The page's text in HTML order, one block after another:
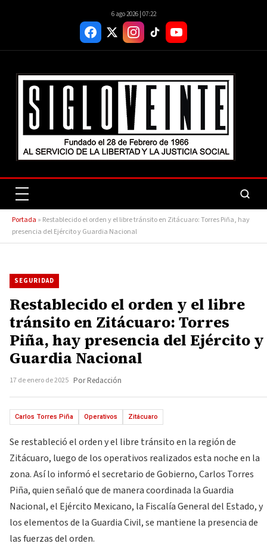
6 ago 2026 | 07:22
Portada » Restablecido el orden y el libre tránsito en Zitácuaro: Torres Piña, hay
presencia del Ejército y Guardia Nacional
SEGURIDAD
Restablecido el orden y el libre
tránsito en Zitácuaro: Torres
Piña, hay presencia del Ejército y
Guardia Nacional
17 de enero de 2025 Por Redacción
Carlos Torres Piña Operativos Zitácuaro
Se restableció el orden y el libre tránsito en la región de
Zitácuaro, luego de los operativos realizados esta noche en la
zona. Así lo informó el secretario de Gobierno, Carlos Torres
Piña, quien señaló que de manera coordinada la Guardia
Nacional, el Ejército Mexicano, la Fiscalía General del Estado, y
los elementos de la Guardia Civil, se mantiene la presencia de
las fuerzas del orden.